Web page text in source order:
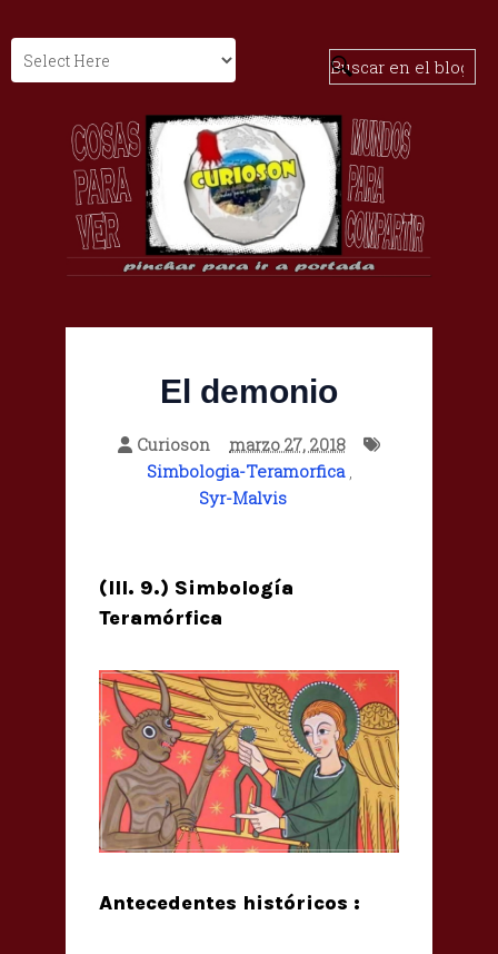
El demonio
Curioson
marzo 27, 2018
Simbologia-Teramorfica,
Syr-Malvis
(III. 9.) Simbología
Teramórfica
Antecedentes históricos :